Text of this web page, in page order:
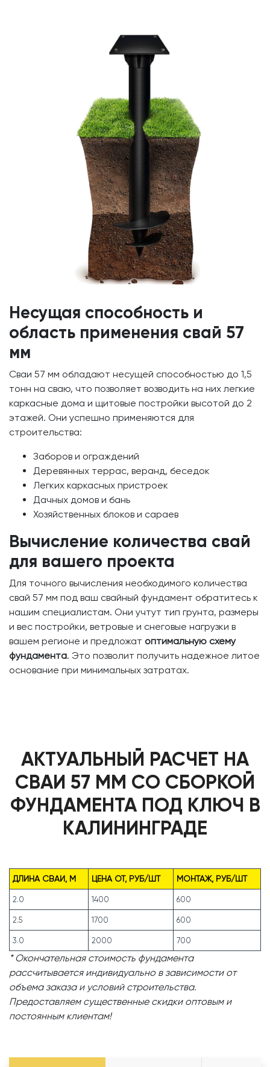
Несущая способность и
область применения свай 57
мм
Сваи 57 мм обладают несущей способностью до 1,5
тонн на сваю, что позволяет возводить на них легкие
каркасные дома и щитовые постройки высотой до 2
этажей. Они успешно применяются для
строительства:
Заборов и ограждений
Деревянных террас, веранд, беседок
Легких каркасных пристроек
Дачных домов и бань
Хозяйственных блоков и сараев
Вычисление количества свай
для вашего проекта
Для точного вычисления необходимого количества
свай 57 мм под ваш свайный фундамент обратитесь к
нашим специалистам. Они учтут тип грунта, размеры
и вес постройки, ветровые и снеговые нагрузки в
вашем регионе и предложат оптимальную схему
фундамента. Это позволит получить надежное литое
основание при минимальных затратах.
АКТУАЛЬНЫЙ РАСЧЕТ НА
СВАИ 57 ММ СО СБОРКОЙ
ФУНДАМЕНТА ПОД КЛЮЧ В
КАЛИНИНГРАДЕ
ДЛИНА СВАИ, М ЦЕНА ОТ, РУБ/ШТ МОНТАЖ, РУБ/ШТ
2.0 1400 600
2.5 1700 600
3.0 2000 700
* Окончательная стоимость фундамента
рассчитывается индивидуально в зависимости от
объема заказа и условий строительства.
Предоставляем существенные скидки оптовым и
постоянным клиентам!